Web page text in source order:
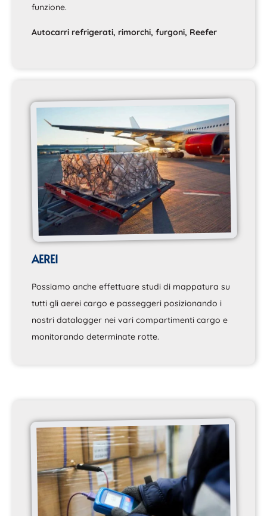
funzione.
Autocarri refrigerati, rimorchi, furgoni, Reefer
AEREI
Possiamo anche effettuare studi di mappatura su
tutti gli aerei cargo e passeggeri posizionando i
nostri datalogger nei vari compartimenti cargo e
monitorando determinate rotte.